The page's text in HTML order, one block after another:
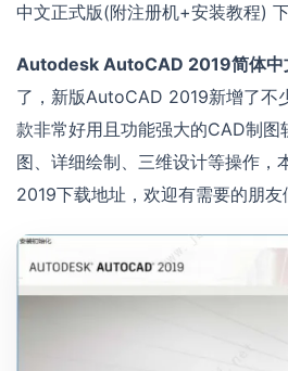
中文正式版(附注册机+安装教程)
Autodesk AutoCAD 2019简体中
了，新版AutoCAD 2019新增了不
款非常好用且功能强大的CAD制图
图、详细绘制、三维设计等操作，
2019下载地址，欢迎有需要的朋友